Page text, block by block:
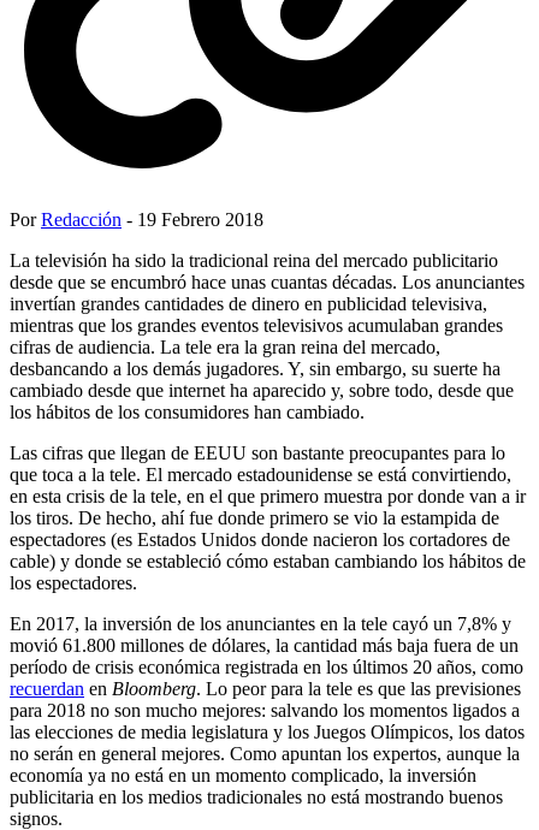
PorRedacción - 19 Febrero 2018
La televisión ha sido la tradicional reina del mercado publicitario
desde que se encumbró hace unas cuantas décadas. Los anunciantes
invertían grandes cantidades de dinero en publicidad televisiva,
mientras que los grandes eventos televisivos acumulaban grandes
cifras de audiencia. La tele era la gran reina del mercado,
desbancando a los demás jugadores. Y, sin embargo, su suerte ha
cambiado desde que internet ha aparecido y, sobre todo, desde que
los hábitos de los consumidores han cambiado.
Las cifras que llegan de EEUU son bastante preocupantes para lo
que toca a la tele. El mercado estadounidense se está convirtiendo,
en esta crisis de la tele, en el que primero muestra por donde van a ir
los tiros. De hecho, ahí fue donde primero se vio la estampida de
espectadores (es Estados Unidos donde nacieron los cortadores de
cable) y donde se estableció cómo estaban cambiando los hábitos de
los espectadores.
En 2017, la inversión de los anunciantes en la tele cayó un 7,8% y
movió 61.800 millones de dólares, la cantidad más baja fuera de un
período de crisis económica registrada en los últimos 20 años, como
recuerdan en Bloomberg. Lo peor para la tele es que las previsiones
para 2018 no son mucho mejores: salvando los momentos ligados a
las elecciones de media legislatura y los Juegos Olímpicos, los datos
no serán en general mejores. Como apuntan los expertos, aunque la
economía ya no está en un momento complicado, la inversión
publicitaria en los medios tradicionales no está mostrando buenos
signos.